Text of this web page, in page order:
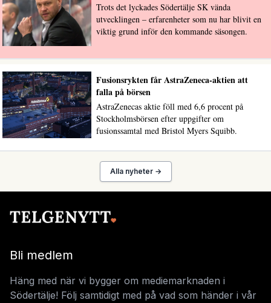
Trots det lyckades Södertälje SK vända
utvecklingen – erfarenheter som nu har blivit en
viktig grund inför den kommande säsongen.
Fusionsrykten får AstraZeneca-aktien att
falla på börsen
AstraZenecas aktie föll med 6,6 procent på
Stockholmsbörsen efter uppgifter om
fusionssamtal med Bristol Myers Squibb.
Alla nyheter →
Bli medlem
Häng med när vi bygger om mediemarknaden i
Södertälje! Följ samtidigt med på vad som händer i vår